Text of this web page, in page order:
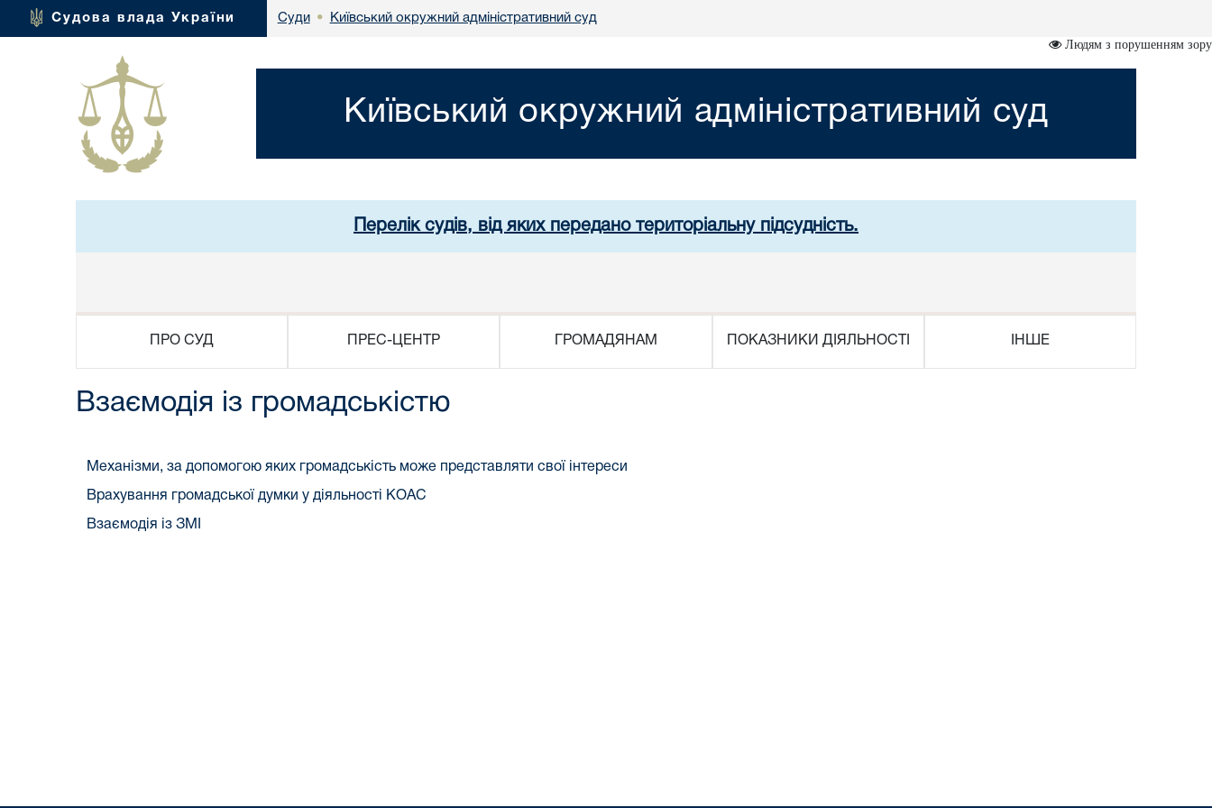
Судова влада України Суди • Київський окружний адміністративний суд
Людям з порушенням зору
Київський окружний адміністративний суд
Перелік судів, від яких передано територіальну підсудність.
ПРО СУД ПРЕС-ЦЕНТР ГРОМАДЯНАМ ПОКАЗНИКИ ДІЯЛЬНОСТІ ІНШЕ
Взаємодія із громадськістю
Механізми, за допомогою яких громадськість може представляти свої інтереси
Врахування громадської думки у діяльності КОАС
Взаємодія із ЗМІ